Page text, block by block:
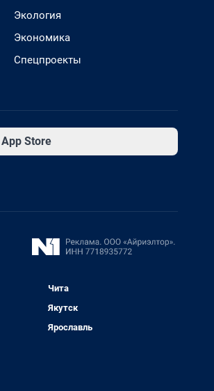
Экология
Экономика
Спецпроекты
App Store
Чита
Якутск
Ярославль